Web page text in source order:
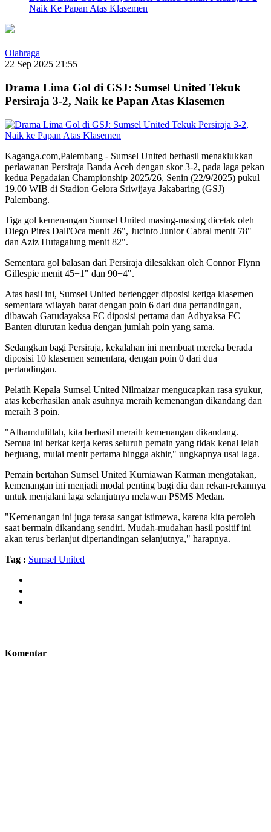
Naik Ke Papan Atas Klasemen
Olahraga
22 Sep 2025 21:55
Drama Lima Gol di GSJ: Sumsel United Tekuk
Persiraja 3-2, Naik ke Papan Atas Klasemen
Kaganga.com,Palembang - Sumsel United berhasil menaklukkan
perlawanan Persiraja Banda Aceh dengan skor 3-2, pada laga pekan
kedua Pegadaian Championship 2025/26, Senin (22/9/2025) pukul
19.00 WIB di Stadion Gelora Sriwijaya Jakabaring (GSJ)
Palembang.
Tiga gol kemenangan Sumsel United masing-masing dicetak oleh
Diego Pires Dall'Oca menit 26", Jucinto Junior Cabral menit 78"
dan Aziz Hutagalung menit 82".
Sementara gol balasan dari Persiraja dilesakkan oleh Connor Flynn
Gillespie menit 45+1" dan 90+4".
Atas hasil ini, Sumsel United bertengger diposisi ketiga klasemen
sementara wilayah barat dengan poin 6 dari dua pertandingan,
dibawah Garudayaksa FC diposisi pertama dan Adhyaksa FC
Banten diurutan kedua dengan jumlah poin yang sama.
Sedangkan bagi Persiraja, kekalahan ini membuat mereka berada
diposisi 10 klasemen sementara, dengan poin 0 dari dua
pertandingan.
Pelatih Kepala Sumsel United Nilmaizar mengucapkan rasa syukur,
atas keberhasilan anak asuhnya meraih kemenangan dikandang dan
meraih 3 poin.
"Alhamdulillah, kita berhasil meraih kemenangan dikandang.
Semua ini berkat kerja keras seluruh pemain yang tidak kenal lelah
berjuang, mulai menit pertama hingga akhir," ungkapnya usai laga.
Pemain bertahan Sumsel United Kurniawan Karman mengatakan,
kemenangan ini menjadi modal penting bagi dia dan rekan-rekannya
untuk menjalani laga selanjutnya melawan PSMS Medan.
"Kemenangan ini juga terasa sangat istimewa, karena kita peroleh
saat bermain dikandang sendiri. Mudah-mudahan hasil positif ini
akan terus berlanjut dipertandingan selanjutnya," harapnya.
Tag : Sumsel United
Komentar